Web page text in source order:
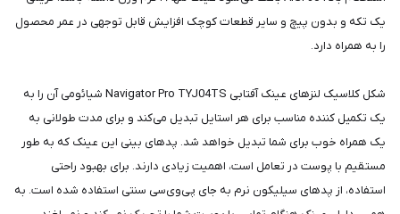
یک تکه و بدون پیچ و سایر قطعات کوچک افزایش قابل توجهی در عمر محصول
را به همراه دارد.
شکل کلاسیک لنزهای عینک آفتابی Navigator Pro TYJ04TS شیائومی آن را به
یک تکمیل کننده مناسب برای هر استایل تبدیل می‌کند و برای مدت طولانی به
یک همراه خوب برای شما تبدیل خواهد شد. پدهای بینی این عینک که به طور
مستقیم با پوست در تعامل است، اهمیت زیادی دارند. برای بهبود راحتی
استفاده، از پدهای سیلیکون نرم به جای پی‌وی‌سی سنتی استفاده شده است. به